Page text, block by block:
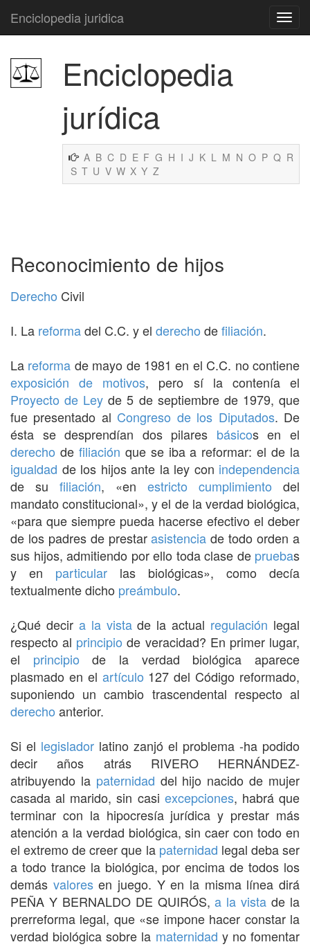
Enciclopedia juridica
Enciclopedia
jurídica
A B C D E F G H I J K L M N O P Q R
S T U V W X Y Z
Reconocimiento de hijos
Derecho Civil
I. La reformadel C.C. y el derecho defiliación.
La reforma de mayo de 1981 en el C.C. no contiene
exposición de motivos, pero sí la contenía el
Proyecto de Ley de 5 de septiembre de 1979, que
fue presentado al Congreso de los Diputados. De
ésta se desprendían dos pilares básicos en el
derecho de filiación que se iba a reformar: el de la
igualdad de los hijos ante la ley con independencia
de su filiación, «en estricto cumplimiento del
mandato constitucional», y el de la verdad biológica,
«para que siempre pueda hacerse efectivo el deber
de los padres de prestarasistencia de todo orden a
sus hijos, admitiendo por ello toda clase de pruebas
y en particular las biológicas», como decía
textualmente dicho preámbulo.
¿Qué decir a la vistade la actual regulación legal
respecto al principio de veracidad? En primer lugar,
el principio de la verdad biológica aparece
plasmado en el artículo 127 del Código reformado,
suponiendo un cambio trascendental respecto al
derecho anterior.
Si el legislador latino zanjó el problema -ha podido
decir años atrás RIVERO HERNÁNDEZ-
atribuyendo la paternidad del hijo nacido de mujer
casada al marido, sin casi excepciones, habrá que
terminar con la hipocresía jurídica y prestar más
atención a la verdad biológica, sin caer con todo en
el extremo de creer que la paternidad legal deba ser
a todo trance la biológica, por encima de todos los
demás valoresen juego. Y en la misma línea dirá
PEÑA Y BERNALDO DE QUIRÓS,a la vista de la
prerreforma legal, que «se impone hacer constar la
verdad biológica sobre la maternidad y no fomentar